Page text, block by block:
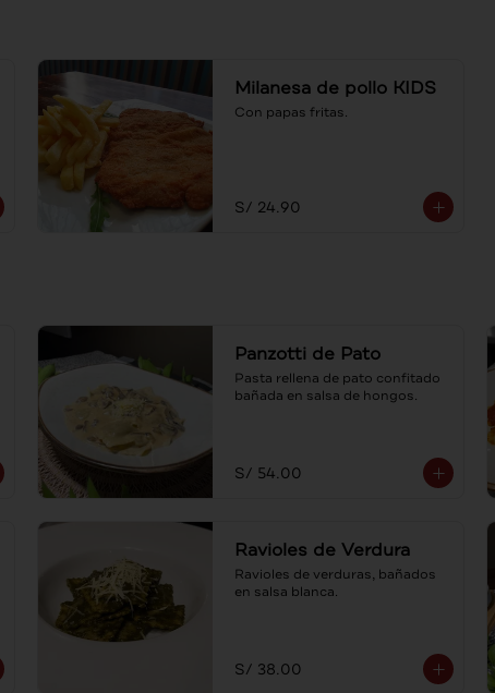
Milanesa de pollo KIDS
Con papas fritas.
S/ 24.90
Panzotti de Pato
Pasta rellena de pato confitado
bañada en salsa de hongos.
S/ 54.00
Ravioles de Verdura
Ravioles de verduras, bañados
en salsa blanca.
S/ 38.00